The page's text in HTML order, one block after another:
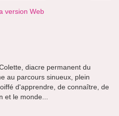
version Web
diacre permanent du
au parcours sinueux, plein
d'apprendre, de connaître, de
et le monde...